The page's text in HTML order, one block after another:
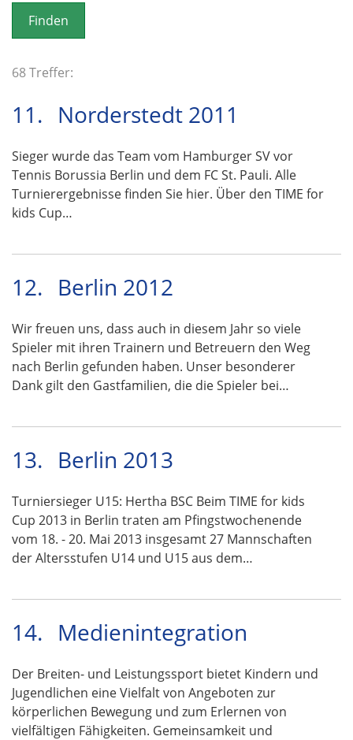
o
n
68 Treffer:
11. Norderstedt 2011
Sieger wurde das Team vom Hamburger SV vor
Tennis Borussia Berlin und dem FC St. Pauli. Alle
Turnierergebnisse finden Sie hier. Über den TIME for
kids Cup…
12. Berlin 2012
Wir freuen uns, dass auch in diesem Jahr so viele
Spieler mit ihren Trainern und Betreuern den Weg
nach Berlin gefunden haben. Unser besonderer
Dank gilt den Gastfamilien, die die Spieler bei…
13. Berlin 2013
Turniersieger U15: Hertha BSC Beim TIME for kids
Cup 2013 in Berlin traten am Pfingstwochenende
vom 18. - 20. Mai 2013 insgesamt 27 Mannschaften
der Altersstufen U14 und U15 aus dem…
14. Medienintegration
Der Breiten- und Leistungssport bietet Kindern und
Jugendlichen eine Vielfalt von Angeboten zur
körperlichen Bewegung und zum Erlernen von
vielfältigen Fähigkeiten. Gemeinsamkeit und